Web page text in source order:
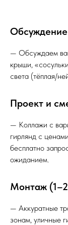
Обсуждение
— Обсуждаем
крыши,
света (тёплая/
Проект и
— Коллажи с
гирлянд с
бесплатно
ожиданием.
Монтаж
— Аккуратные
зонам, уличные